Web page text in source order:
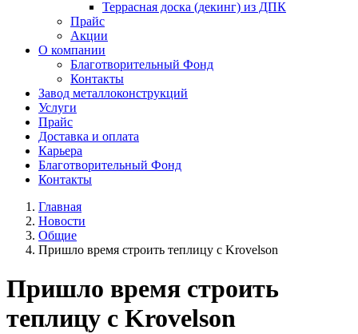
Террасная доска (декинг) из ДПК
Прайс
Акции
О компании
Благотворительный Фонд
Контакты
Завод металлоконструкций
Услуги
Прайс
Доставка и оплата
Карьера
Благотворительный Фонд
Контакты
Главная
Новости
Общие
Пришло время строить теплицу с Krovelson
Пришло время строить
теплицу с Krovelson